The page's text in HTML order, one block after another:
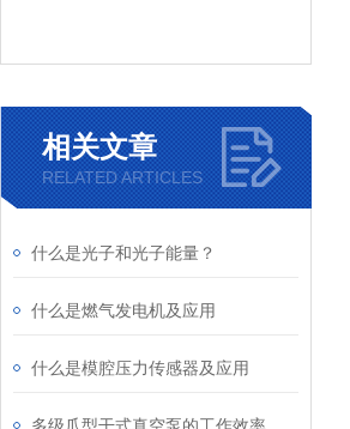
相关文章
RELATED ARTICLES
什么是光子和光子能量？
什么是燃气发电机及应用
什么是模腔压力传感器及应用